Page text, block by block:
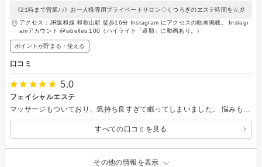
《21時まで営業♪♪》お一人様専用プライベートサロン◇くつろぎのエステ時間を☆彡
アクセス：JR阪和線 和歌山駅 徒歩16分 Instagram にアクセスの動画掲載。 Instagr
amアカウント @sibelles.100（ハイライト「道順」に動画あり。）
ポイントが貯まる・使える
口コミ
5.0
フェイシャルエステ
すべての口コミを見る
その他の情報を表示